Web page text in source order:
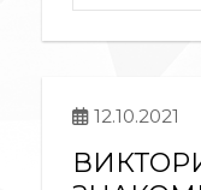
12.10.2021